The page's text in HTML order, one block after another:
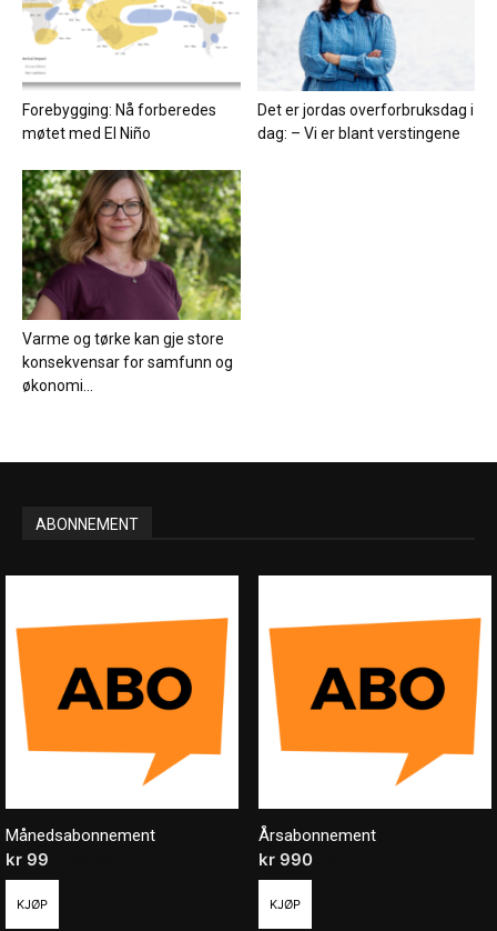
Forebygging: Nå forberedes
møtet med El Niño
Det er jordas overforbruksdag i
dag: – Vi er blant verstingene
Varme og tørke kan gje store
konsekvensar for samfunn og
økonomi...
ABONNEMENT
Månedsabonnement
kr 99
KJØP
Årsabonnement
kr990
KJØP